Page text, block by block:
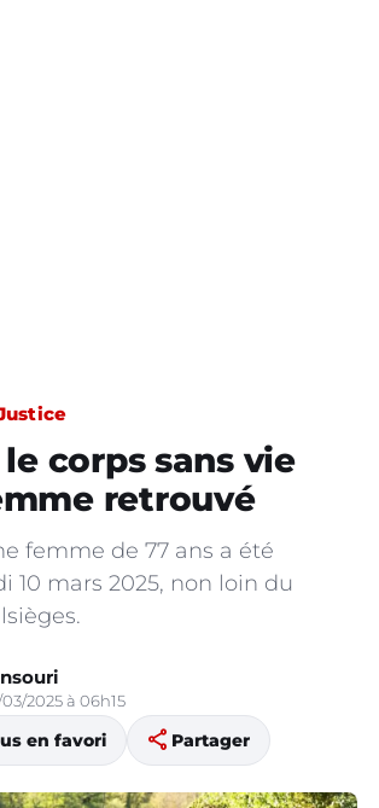
le corps sans vie
retrouvé
femme de 77 ans a été
10 mars 2025, non loin du
03/2025 à 06h15
en favori share Partager